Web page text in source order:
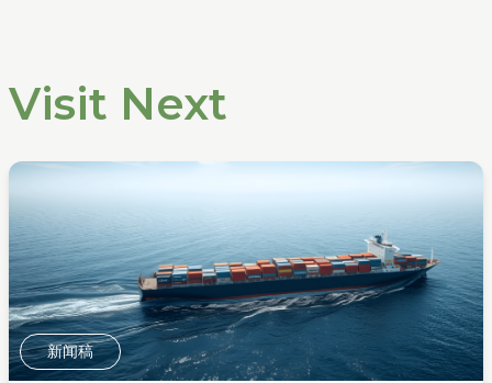
Visit Next
新闻稿